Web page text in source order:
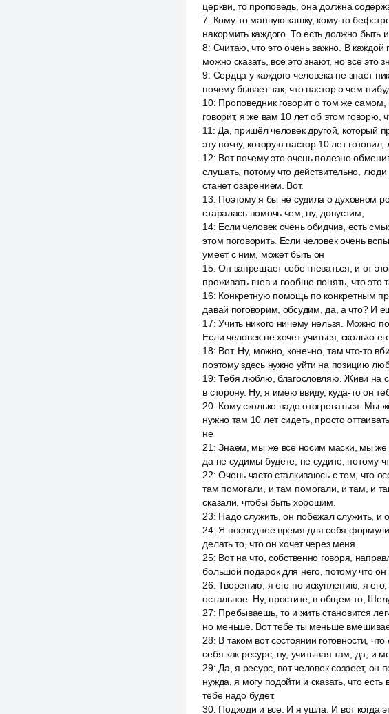
церкви, то проповедь, она должна
7: Кому-то манную кашку, кому-то
накормить каждого. То есть должно быть
8: Считаю, что это очень важно. В
можно сказать, все это знают, но все это
9: Сердца у каждого человека не знает
почему бывает так, что пастор о чем-
10: Проповедник говорит о том же самом,
говорит, я же вам 10 лет об этом говорю,
11 : Да, пришёл человек другой, который
эту почву, которую пастор 10 лет готовил,
12: Вот почему это очень полезно
слушать, потому что действительно,
станет озарением. Вот.
13: Поэтому я бы не судила о духовном
старалась помочь чем, ну, допустим,
14: Если человек очень обидчив, есть
этом поговорить. Если человек очень
умеет с ним, может быть он
15:Он запрещает себе гневаться, и от
проживать гнев и вообще понять, что это
16: Конкретную помощь по конкретным
давай поговорим, обсудим, да, а что? И
17:Учить никого ничему нельзя. Можно
Если человек не хочет учиться, сколько
18: Вот. Ну, можно, конечно, там что-то
поэтому здесь нужно уйти на позицию
19:Тебя люблю, благословляю. Живи на
в сторону. Ну, я имею ввиду, куда-то он
20: Кому сколько надо отогреваться. Мы
нужно там 10 лет сидеть, просто
не
21 :Знаем, мы же все носим маски, мы же
да не судимы будете, не судите, потому
22:Очень часто сталкиваюсь с тем, что
там помогали, и там помогали, и там, и
сказали, чтобы быть хорошим.
23: Надо служить, он побежал служить, и
24: Я последнее время для себя
делать то, что он хочет через меня.
25: Вот на что, собственно говоря,
большой подарок для него, потому что
26:Творению, я его по искуплению, я
остальное. Ну, простите, в общем то,
27: Пребываешь, то и жить становится
но меньше. Вот тебе ты меньше
28: В таком вот состоянии готовности,
себя как ресурс, ну, учитывая там, да, и
29: Да, я ресурс, вот человек созреет, он
нужда, я могу подойти и сказать, что
тебе надо будет.
30: Подходи и все. И я ушла. И вот когда